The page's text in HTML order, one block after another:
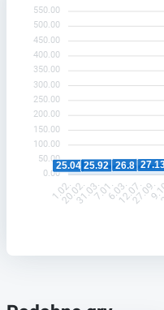
550.00
500.00
450.00
400.00
350.00
300.00
250.00
200.00
150.00
100.00
50.00
0.00
25.04 25.92 26.8
1.02.
20.02.31.03.7.01.6.03.
12.07.27.09.